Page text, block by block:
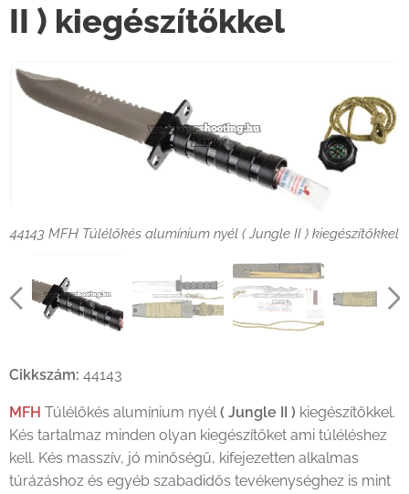
II ) kiegészítőkkel
44143 MFH Túlélőkés alumínium nyél ( Jungle II ) kiegészítőkkel
44143 MFH Túlélőkés alumínium nyél ( Jungle II ) kiegészítőkkel
44143 MFH Túlélőkés alumínium nyél ( Jungle II ) kiegészítőkkel
44143 MFH Túlélőkés alumínium nyél ( Jungle II ) kiegészítőkkel
44143 MFH Túlélőkés alumínium nyél ( Jungle II ) kiegészítőkkel
Cikkszám: 44143
MFH Túlélőkés alumínium nyél( Jungle II ) kiegészítőkkel.
Kés tartalmaz minden olyan kiegészítőket ami túléléshez
kell. Kés masszív, jó minőségű, kifejezetten alkalmas
túrázáshoz és egyéb szabadidős tevékenységhez is mint